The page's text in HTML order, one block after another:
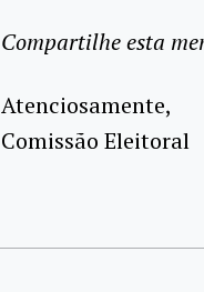
Compartilhe esta
Atenciosamente,
Comissão Eleitoral